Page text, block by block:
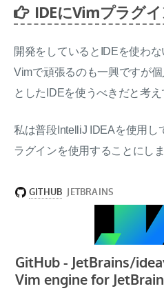
IDEにVimプラグイ
開発をしているとIDEを使わな
Vimで頑張るのも一興ですが
としたIDEを使うべきだと考え
私は普段IntelliJ IDEAを使用し
ラグインを使用することにしま